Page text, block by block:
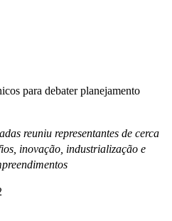
para debater planejamento
reuniu representantes de cerca
inovação, industrialização e